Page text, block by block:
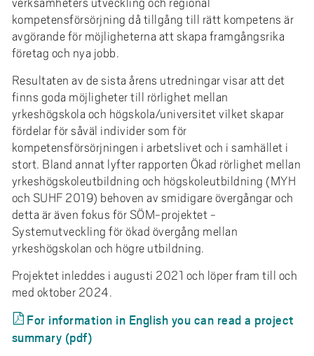
verksamheters utveckling och regional
kompetensförsörjning då tillgång till rätt kompetens är
avgörande för möjligheterna att skapa framgångsrika
företag och nya jobb.
Resultaten av de sista årens utredningar visar att det
finns goda möjligheter till rörlighet mellan
yrkeshögskola och högskola/universitet vilket skapar
fördelar för såväl individer som för
kompetensförsörjningen i arbetslivet och i samhället i
stort. Bland annat lyfter rapporten Ökad rörlighet mellan
yrkeshögskoleutbildning och högskoleutbildning (MYH
och SUHF 2019) behoven av smidigare övergångar och
detta är även fokus för SÖM-projektet -
Systemutveckling för ökad övergång mellan
yrkeshögskolan och högre utbildning.
Projektet inleddes i augusti 2021 och löper fram till och
med oktober 2024.
For information in English you can read a project
summary (pdf)